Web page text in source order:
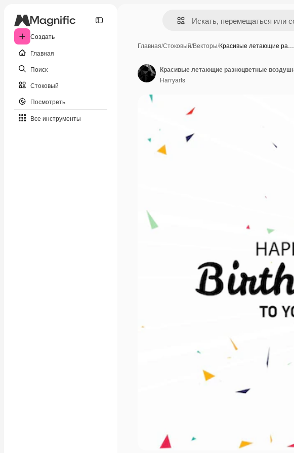
Создать
Главная
Поиск
Стоковый
Посмотреть
Все инструменты
Главная/Стоковый/Векторы/Красивые летающие ра…
Harryarts